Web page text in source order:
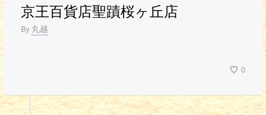
京王百貨店聖蹟桜ヶ丘店
By 丸越
0